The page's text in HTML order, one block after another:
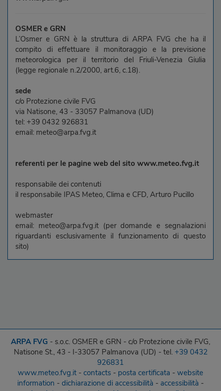
OSMER e GRN
L’Osmer e GRN è la struttura di ARPA FVG che ha il
compito di effettuare il monitoraggio e la previsione
meteorologica per il territorio del Friuli-Venezia Giulia
(legge regionale n.2/2000, art.6, c.18).
sede
c/o Protezione civile FVG
via Natisone, 43 - 33057 Palmanova (UD)
tel: +39 0432 926831
email: meteo@arpa.fvg.it
referenti per le pagine web del sito www.meteo.fvg.it
responsabile dei contenuti
il responsabile IPAS Meteo, Clima e CFD, Arturo Pucillo
webmaster
email: meteo@arpa.fvg.it (per domande e segnalazioni
riguardanti esclusivamente il funzionamento di questo
sito)
ARPA FVG - s.o.c. OSMER e GRN - c/o Protezione civile FVG,
Natisone St., 43 - I-33057 Palmanova (UD) - tel. +39 0432
926831
www.meteo.fvg.it - contacts - posta certificata - website
information - dichiarazione di accessibilità - accessibilità -